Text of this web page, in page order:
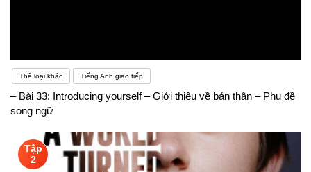
Thể loại khác Tiếng Anh giao tiếp
– Bài 33: Introducing yourself – Giới thiệu về bản thân – Phụ đề
song ngữ
Tập
2